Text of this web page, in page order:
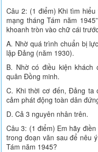
Câu 2: (1 điểm) Khi tìm
mạng tháng Tám năm
khoanh tròn vào chữ cái
A. Nhờ quá trình chuẩn bị
lập Đảng (năm 1930).
B. Nhờ có điều kiện khách
quân Đồng minh.
C. Khi thời cơ đến, Đảng ta
cảm phát động toàn dân
D. Cả 3 nguyên nhân trên.
Câu 3: (1 điểm) Em hãy
trong đoạn văn sau để nêu
Tám năm 1945?